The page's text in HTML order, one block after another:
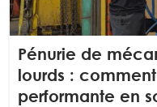
Pénurie de
lourds :
performante en